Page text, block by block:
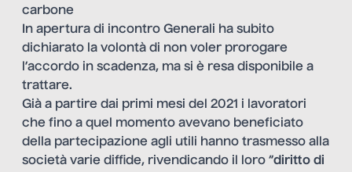
carbone
In apertura di incontro Generali ha subito
dichiarato la volontà di non voler prorogare
l’accordo in scadenza, ma si è resa disponibile a
trattare.
Già a partire dai primi mesi del 2021 i lavoratori
che fino a quel momento avevano beneficiato
della partecipazione agli utili hanno trasmesso alla
società varie diffide, rivendicando il loro “diritto di